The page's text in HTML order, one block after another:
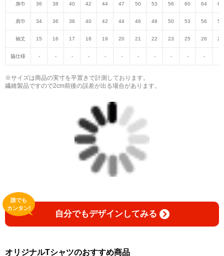
身巾 36 38 40 42 44 47 50 53 56 60 64 68
肩巾 34 36 38 40 42 44 46 48 50 53 56 59
袖丈 15 16 17 18 19 20 21 22 23 25 26 27
脇仕様 - - - - - - - - - - -
※サイズは商品の実寸を平置きで計測しております。
繊維製品ですので2cm前後の誤差が出る場合があります。
自分でもデザインしてみる
誰でも
カンタン!
オリジナルTシャツのおすすめ商品